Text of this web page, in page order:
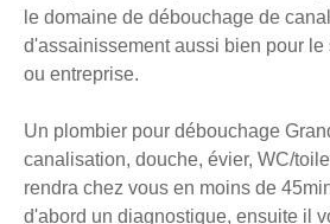
le domaine de débouchage de
d'assainissement aussi bien pour le
ou entreprise.
Un plombier pour débouchage
canalisation, douche, évier, WC/
rendra chez vous en moins de
d'abord un diagnostique, ensuite il